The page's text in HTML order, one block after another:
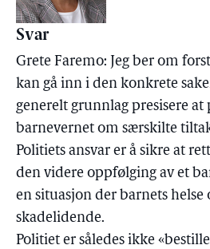
Svar
Grete Faremo: Jeg ber om
kan gå inn i den konkrete
generelt grunnlag presisere
barnevernet om særskilte
Politiets ansvar er å sikre at
den videre oppfølging av et
en situasjon der barnets
skadelidende.
Politiet er således ikke